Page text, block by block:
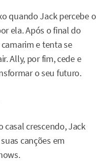
quando Jack percebe o
ela. Após o final do
e tenta se
Ally, por fim, cede e
o seu futuro.
casal crescendo, Jack
canções em